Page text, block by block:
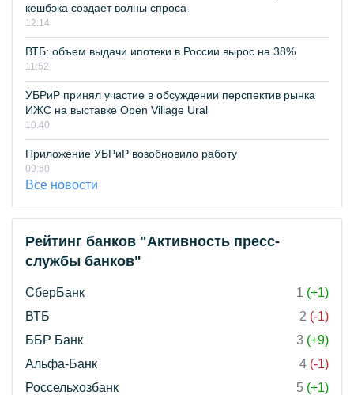
кешбэка создает волны спроса
12:14
ВТБ: объем выдачи ипотеки в России вырос на 38%
11:52
УБРиР принял участие в обсуждении перспектив рынка
ИЖС на выставке Open Village Ural
10:40
Приложение УБРиР возобновило работу
09:50
Все новости
Рейтинг банков "Активность пресс-
службы банков"
СберБанк 1 (+1)
ВТБ
2 (-1)
ББР Банк
3 (+9)
Альфа-Банк
4 (-1)
Россельхозбанк
5 (+1)